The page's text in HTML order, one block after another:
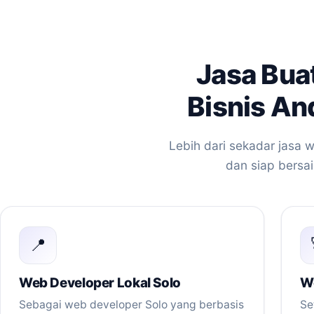
Jasa
Bisnis
Lebih dari sekadar jasa
dan siap
📍
Web Developer Lokal Solo
Sebagai web developer Solo yang berbasis